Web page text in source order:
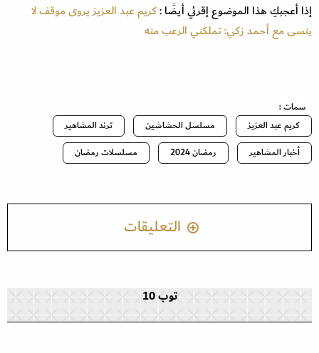
إذا أعجبكِ هذا الموضوع إقرئي أيضًا :كريم عبد العزيز يروى موقف لا
ينسى مع أحمد زكي: تملكني الرعب منه
سمات :
كريم عبد العزيز
مسلسل الحشاشين
ترند المشاهير
أخبار المشاهير
رمضان 2024 مسلسلات رمضان
التعليقات
توب 10